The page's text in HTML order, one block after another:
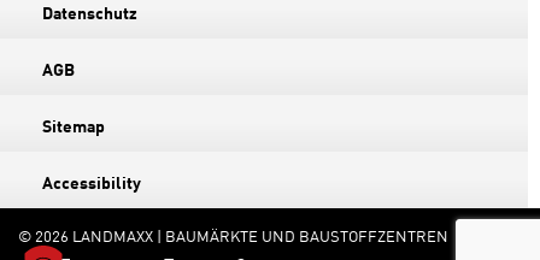
Datenschutz
AGB
Sitemap
Accessibility
© 2026 LANDMAXX | BAUMÄRKTE UND BAUSTOFFZENTREN